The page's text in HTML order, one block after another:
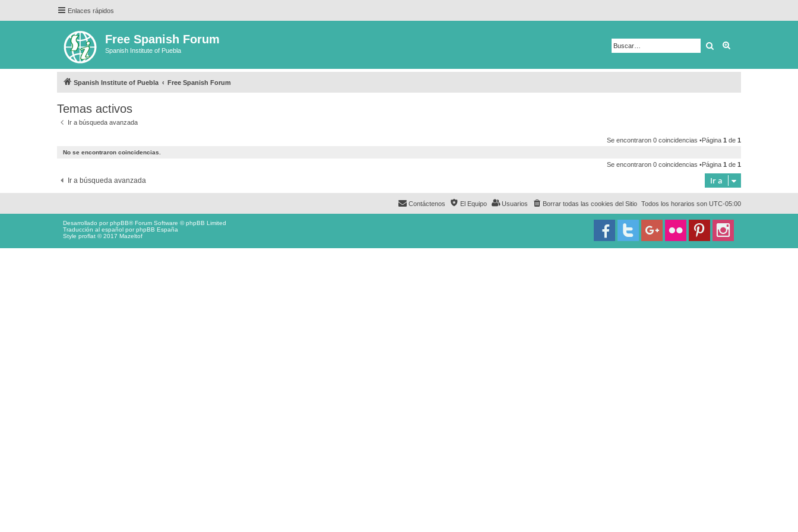
Enlaces rápidos
Free Spanish Forum
Spanish Institute of Puebla Buscar
Spanish Institute of Puebla Free Spanish Forum
Temas activos
Ir a búsqueda avanzada
Se encontraron 0 coincidencias •Página 1 de 1
No se encontraron coincidencias.
Se encontraron 0 coincidencias •Página 1 de 1
Ir a búsqueda avanzada Ir a
Todos los horarios son UTC-05:00
Borrar todas las cookies del Sitio
Usuarios
El Equipo
Contáctenos
Desarrollado porphpBB® Forum Software © phpBB Limited
Traducción al español porphpBB España
Style proflat © 2017 Mazeltof